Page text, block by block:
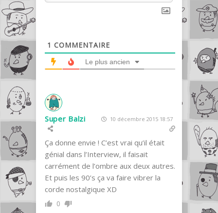
1 COMMENTAIRE
Le plus ancien
Super Balzi 10 décembre 2015 18:57
Ça donne envie ! C’est vrai qu’il était
génial dans l’Interview, il faisait
carrément de l’ombre aux deux autres.
Et puis les 90’s ça va faire vibrer la
corde nostalgique XD
0